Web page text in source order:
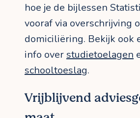
hoe je de bijlessen
vooraf via overschrijving
domiciliëring. Bekijk ook
info over studietoelagen
schooltoeslag.
Vrijblijvend